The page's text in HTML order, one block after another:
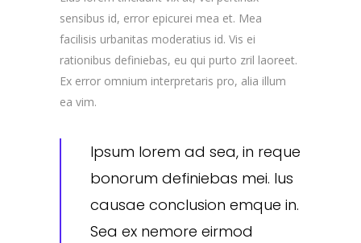
sensibus id, error epicurei mea et. Mea
facilisis urbanitas moderatius id. Vis ei
rationibus definiebas, eu qui purto zril laoreet.
Ex error omnium interpretaris pro, alia illum
ea vim.
Ipsum lorem ad sea, in reque
bonorum definiebas mei. Ius
causae conclusion emque in.
Sea ex nemore eirmod